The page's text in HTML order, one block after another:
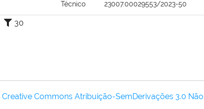
Técnico 23007.00029553/2023-50
30
Creative Commons Atribuição-SemDerivações 3.0